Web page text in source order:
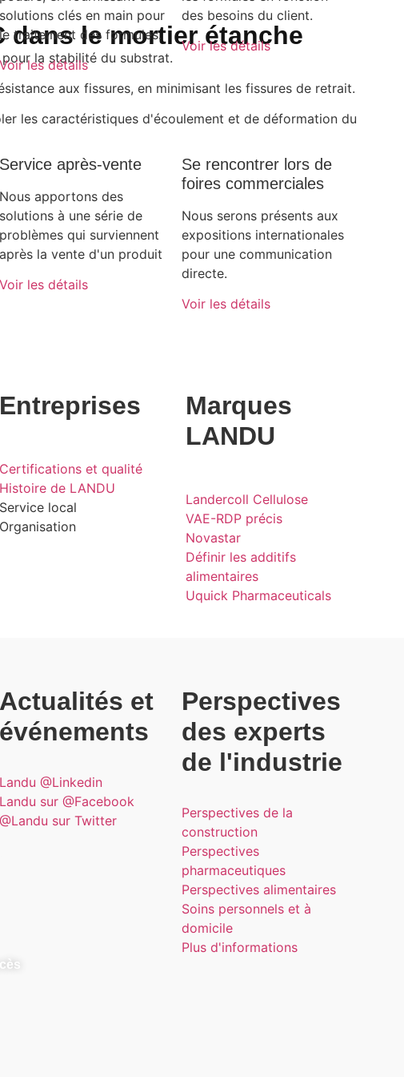
solutions clés en main pour
le traitement des formules.
Voir les détails
des besoins du client.
Voir les détails
Service après-vente
Nous apportons des
solutions à une série de
problèmes qui surviennent
après la vente d'un produit
Voir les détails
Se rencontrer lors de
foires commerciales
Nous serons présents aux
expositions internationales
pour une communication
directe.
Voir les détails
Entreprises
Certifications et qualité
Histoire de LANDU
Service local
Organisation
Marques
LANDU
Landercoll Cellulose
VAE-RDP précis
Novastar
Définir les additifs
alimentaires
Uquick Pharmaceuticals
Actualités et
événements
Landu @Linkedin
Landu sur @Facebook
@Landu sur Twitter
Perspectives
des experts
de l'industrie
Perspectives de la
construction
Perspectives
pharmaceutiques
Perspectives alimentaires
Soins personnels et à
domicile
Plus d'informations
dans le mortier étanche
la stabilité du substrat.
aux fissures, en minimisant les fissures de retrait.
les caractéristiques d'écoulement et de déformation du